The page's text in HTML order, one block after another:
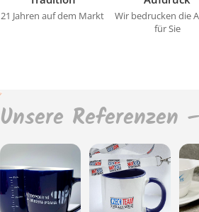
21 Jahren auf dem Markt
Wir bedrucken die
für Sie
Unsere